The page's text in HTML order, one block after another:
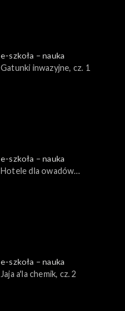
e-szkoła – nauka
Gatunki inwazyjne, cz. 1
e-szkoła – nauka
Hotele dla owadów
e-szkoła – nauka
Jaja a'la chemik, cz. 2